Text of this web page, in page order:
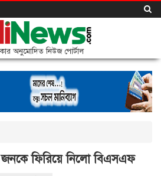
অনুমোদিত নিউজ পোর্টাল
ফিরিয়ে নিলো বিএসএফ